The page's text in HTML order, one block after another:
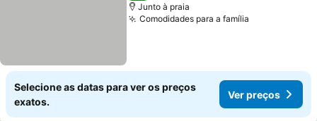
Junto à praia
Comodidades para a família
Selecione as datas para ver os preços
exatos.
Ver preços